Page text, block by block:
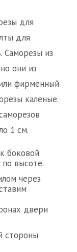
для
для
Саморезы из
они из
фирменный
каленые.
1 см.
боковой
высоте.
через
двери
стороны